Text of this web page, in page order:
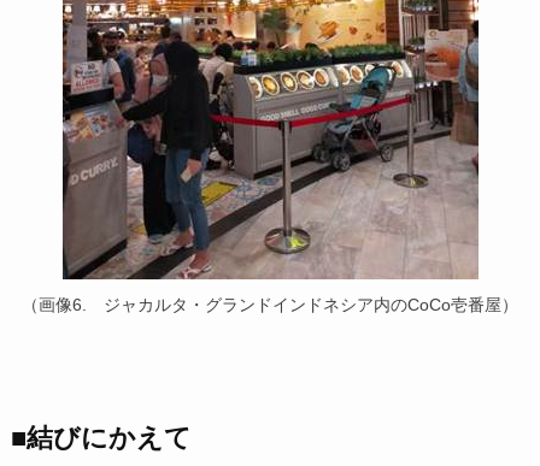
（画像6. ジャカルタ・グランドインドネシア内のCoCo壱番屋）
■結びにかえて